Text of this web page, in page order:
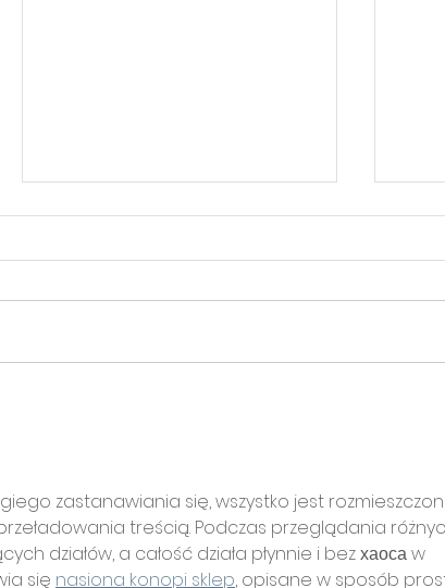
Co kryje smartfon?
zastanawiania się, wszystko jest
treścią. Podczas przeglądania
działów, a całość działa płynnie i bez хаоса w
się nasiona konopi sklep, opisane w sposób